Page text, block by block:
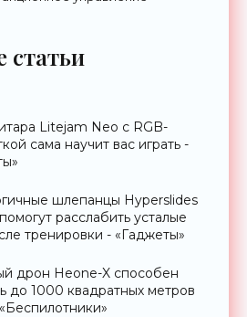
статьи
Litejam Neo с RGB-
сама научит вас играть -
шлепанцы Hyperslides
расслабить усталые
тренировки - «Гаджеты»
дрон Heone-X способен
до 1000 квадратных метров